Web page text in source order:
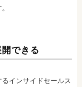
できる
インサイドセールス